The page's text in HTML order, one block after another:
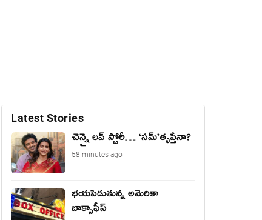
Latest Stories
చెన్నై లవ్ స్టోరీ… ‘సమ్’తృప్తేనా?
58 minutes ago
భయపెడుతున్న అమెరికా
బాక్సాఫీస్